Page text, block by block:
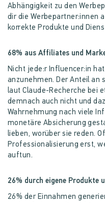
Abhängigkeit zu den
dir die Werbepartner:innen
korrekte Produkte und
68% aus Affiliates und
Nicht jede:r Influencer:in
anzunehmen. Der Anteil
laut Claude-Recherche bei
demnach auch nicht und
Wahrnehmung nach viele
monetäre Absicherung
lieben, worüber sie reden.
Professionalisierung erst,
auftun.
26% durch eigene Produkte
26% der Einnahmen